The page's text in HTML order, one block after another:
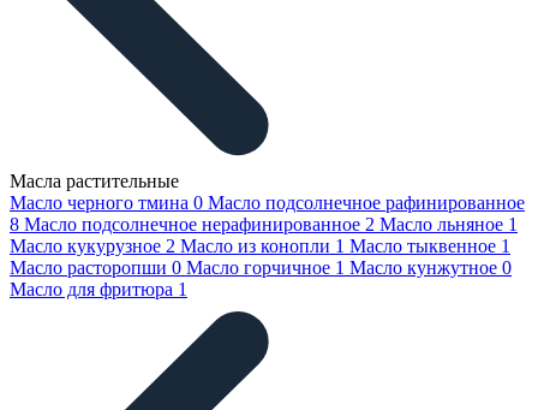
Масла растительные
Масло черного тмина 0 Масло подсолнечное рафинированное
8 Масло подсолнечное нерафинированное 2 Масло льняное 1
Масло кукурузное 2 Масло из конопли 1 Масло тыквенное 1
Масло расторопши 0 Масло горчичное 1 Масло кунжутное 0
Масло для фритюра 1